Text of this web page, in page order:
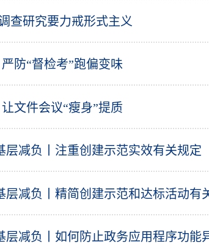
查研究要力戒形式主义
防“督检考”跑偏变味
文件会议“瘦身”提质
层减负丨注重创建示范实效有关规定
层减负丨精简创建示范和达标活动有
层减负丨如何防止政务应用程序功能